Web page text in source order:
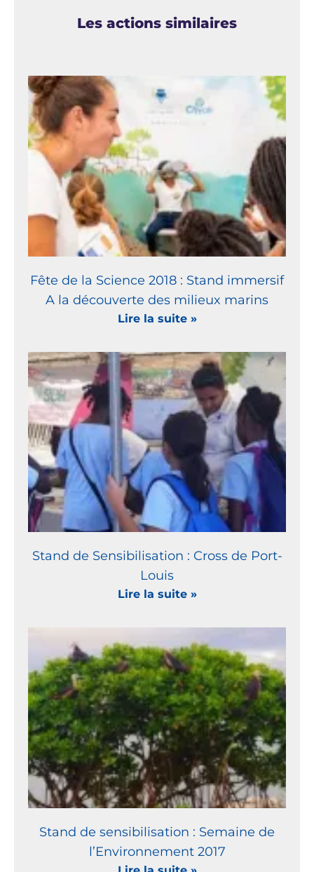
Les actions similaires
Fête de la Science 2018 : Stand immersif
A la découverte des milieux marins
Lire la suite »
Stand de Sensibilisation : Cross de Port-
Louis
Lire la suite »
Stand de sensibilisation : Semaine de
l’Environnement 2017